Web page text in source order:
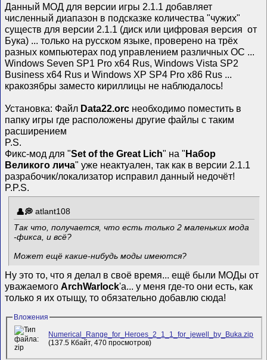
Данный МОД для версии игры 2.1.1 добавляет
численный диапазон в подсказке количества "чужих"
существ для версии 2.1.1 (диск или цифровая версия от
Бука) ... только на русском языке, проверено на трёх
разных компьютерах под управлением различных ОС ...
Windows Seven SP1 Pro x64 Rus, Windows Vista SP2
Business x64 Rus и Windows XP SP4 Pro x86 Rus ...
кракозябры заместо кириллицы не наблюдалось!
Установка: Файл Data22.orc необходимо поместить в
папку игры где расположены другие файлы с таким
расширением
P.S.
Фикс-мод для "Set of the Great Lich" на "Набор
Великого лича" уже неактуален, так как в версии 2.1.1
разрабочик/локализатор исправил данный недочёт!
P.P.S.
atlant108
Так что, получается, что есть только 2 маленьких мода
-фикса, и всё?
Может ещё какие-нибудь моды имеются?
Ну это то, что я делал в своё время... ещё были МОДы от
уважаемогоArchWarlock'а... у меня где-то они есть, как
только я их отыщу, то обязательно добавлю сюда!
Вложения
Numerical_Range_for_Heroes_2_1_1_for_jewell_by_Buka.zip
(137.5 Кбайт, 470 просмотров)